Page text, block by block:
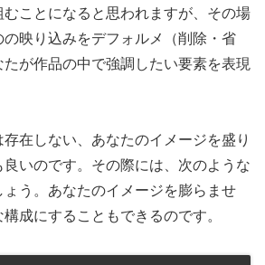
ことになると思われますが、その場
映り込みをデフォルメ（削除・省
が作品の中で強調したい要素を表現
在しない、あなたのイメージを盛り
いのです。その際には、次のような
ょう。あなたのイメージを膨らませ
成にすることもできるのです。